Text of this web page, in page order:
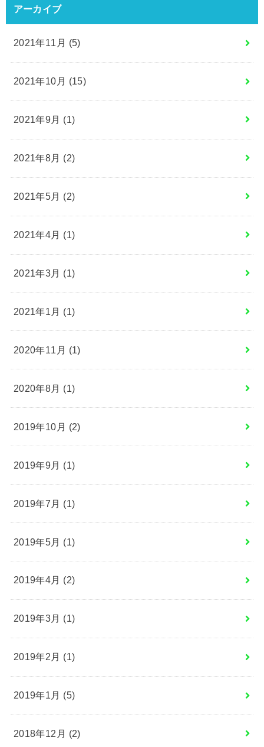
アーカイブ
2021年11月 (5)
2021年10月 (15)
2021年9月 (1)
2021年8月 (2)
2021年5月 (2)
2021年4月 (1)
2021年3月 (1)
2021年1月 (1)
2020年11月 (1)
2020年8月 (1)
2019年10月 (2)
2019年9月 (1)
2019年7月 (1)
2019年5月 (1)
2019年4月 (2)
2019年3月 (1)
2019年2月 (1)
2019年1月 (5)
2018年12月 (2)